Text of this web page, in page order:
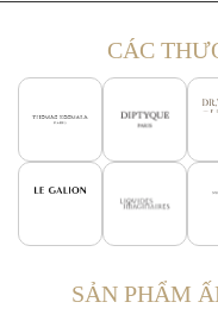
CÁC
SẢN PHẨM